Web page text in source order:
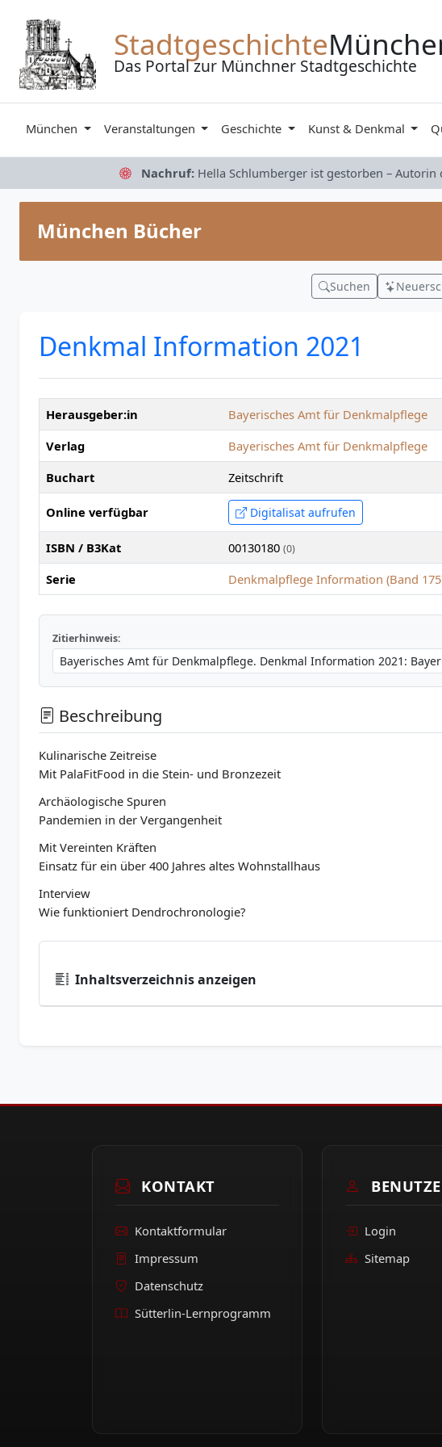
Stadtgeschichte
Das Portal zur Münchner Stadtgeschichte
München Veranstaltungen Geschichte Kunst & Denkmal
Nachruf: Hella Schlumberger ist gestorben –
München Bücher
Suchen
Denkmal Information 2021
Herausgeber:in
Bayerisches Amt für Denkmalpflege
Verlag
Bayerisches Amt für Denkmalpflege
Buchart
Zeitschrift
Online verfügbar Digitalisat aufrufen
ISBN / B3Kat 00130180 (0)
Serie Denkmalpflege Information (Band
Zitierhinweis:
Beschreibung
Kulinarische Zeitreise
Mit PalaFitFood in die Stein- und Bronzezeit
Archäologische Spuren
Pandemien in der Vergangenheit
Mit Vereinten Kräften
Einsatz für ein über 400 Jahres altes Wohnstallhaus
Interview
Wie funktioniert Dendrochronologie?
Inhaltsverzeichnis anzeigen
KONTAKT
Kontaktformular
Impressum
Datenschutz
Sütterlin-Lernprogramm
Login
Sitemap